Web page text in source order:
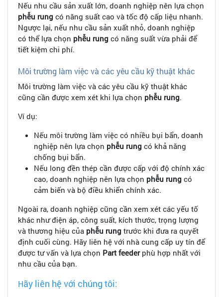
Nếu nhu cầu sản xuất lớn, doanh nghiệp nên lựa chọn
phễu rung có năng suất cao và tốc độ cấp liệu nhanh.
Ngược lại, nếu nhu cầu sản xuất nhỏ, doanh nghiệp
có thể lựa chọn phễu rung có năng suất vừa phải để
tiết kiệm chi phí.
Môi trường làm việc và các yêu cầu kỹ thuật khác
Môi trường làm việc và các yêu cầu kỹ thuật khác
cũng cần được xem xét khi lựa chọn phễu rung.
Ví dụ:
Nếu môi trường làm việc có nhiều bụi bẩn, doanh
nghiệp nên lựa chọn phễu rung có khả năng
chống bụi bẩn.
Nếu long đền thép cần được cấp với độ chính xác
cao, doanh nghiệp nên lựa chọn phễu rung có
cảm biến và bộ điều khiển chính xác.
Ngoài ra, doanh nghiệp cũng cần xem xét các yếu tố
khác như điện áp, công suất, kích thước, trọng lượng
và thương hiệu của phễu rung trước khi đưa ra quyết
định cuối cùng. Hãy liên hệ với nhà cung cấp uy tín để
được tư vấn và lựa chọn Part feederphù hợp nhất với
nhu cầu của bạn.
Hãy liên hệ với chúng tôi: